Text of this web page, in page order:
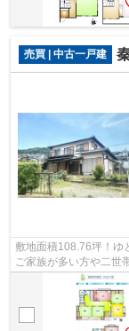
売買 | 中古一戸建
敷地面積108.76坪！
ご家族が多い方や二世
好♪ぜひ現地にて詳細